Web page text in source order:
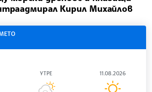
Кирил Михайлов
УТРЕ 11.08.2026